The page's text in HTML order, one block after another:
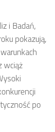
i Badań,
pokazują,
wciąż
po